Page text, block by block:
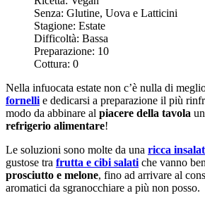
Senza: Glutine, Uova e Latticini
Stagione: Estate
Difficoltà: Bassa
Preparazione: 10
Cottura: 0
Nella infuocata estate non c’è nulla di
fornellie dedicarsi a preparazione il più
modo da abbinare al piacere della tavola
refrigerio alimentare!
Le soluzioni sono molte da una ricca
gustose tra frutta e cibi salatiche vanno
prosciutto e melone, fino ad arrivare al
aromatici da sgranocchiare a più non posso.